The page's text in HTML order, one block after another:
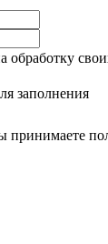
обработку
заполнения
принимаете